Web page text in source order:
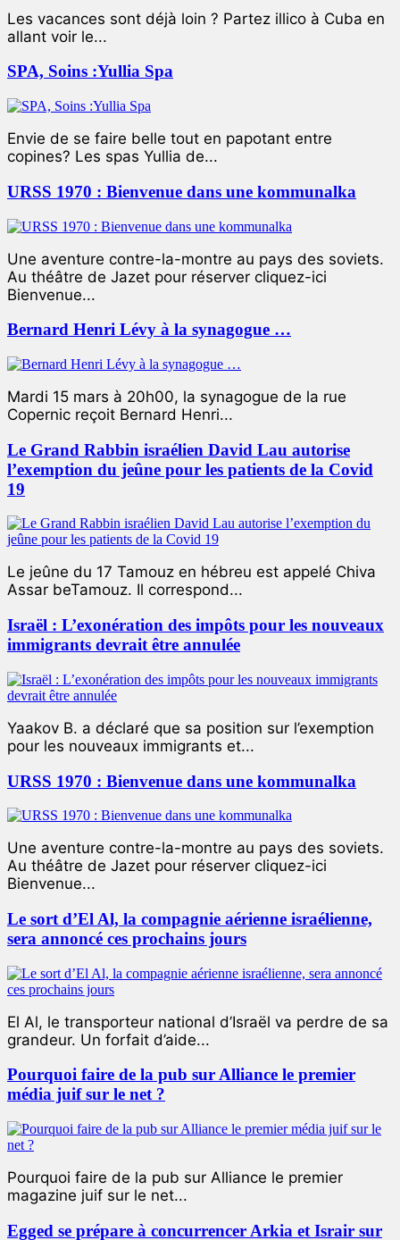
Les vacances sont déjà loin ? Partez illico à Cuba en
allant voir le...
SPA, Soins :Yullia Spa
Envie de se faire belle tout en papotant entre
copines? Les spas Yullia de...
URSS 1970 : Bienvenue dans une kommunalka
Une aventure contre-la-montre au pays des soviets.
Au théâtre de Jazet pour réserver cliquez-ici
Bienvenue...
Bernard Henri Lévy à la synagogue …
Mardi 15 mars à 20h00, la synagogue de la rue
Copernic reçoit Bernard Henri...
Le Grand Rabbin israélien David Lau autorise
l’exemption du jeûne pour les patients de la Covid
19
Le jeûne du 17 Tamouz en hébreu est appelé Chiva
Assar beTamouz. Il correspond...
Israël : L’exonération des impôts pour les nouveaux
immigrants devrait être annulée
Yaakov B. a déclaré que sa position sur l’exemption
pour les nouveaux immigrants et...
URSS 1970 : Bienvenue dans une kommunalka
Une aventure contre-la-montre au pays des soviets.
Au théâtre de Jazet pour réserver cliquez-ici
Bienvenue...
Le sort d’El Al, la compagnie aérienne israélienne,
sera annoncé ces prochains jours
El Al, le transporteur national d’Israël va perdre de sa
grandeur. Un forfait d’aide...
Pourquoi faire de la pub sur Alliance le premier
média juif sur le net ?
Pourquoi faire de la pub sur Alliance le premier
magazine juif sur le net...
Egged se prépare à concurrencer Arkia et Israir sur